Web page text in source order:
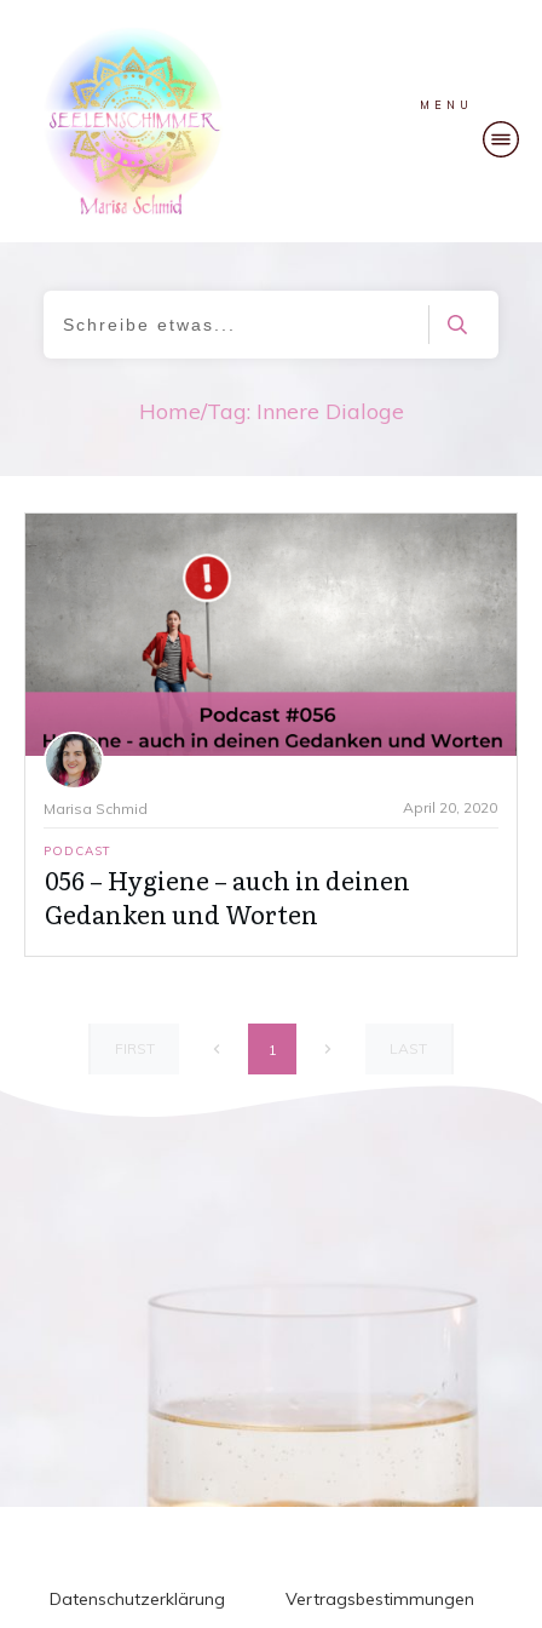
MENU
Home/Tag: Innere Dialoge
Marisa Schmid April 20, 2020
PODCAST
056 – Hygiene – auch in deinen
Gedanken und Worten
FIRST 1 LAST
Datenschutzerklärung
Vertragsbestimmungen